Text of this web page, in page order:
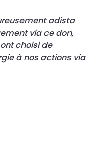
adista
via ce don,
choisi de
à nos actions via